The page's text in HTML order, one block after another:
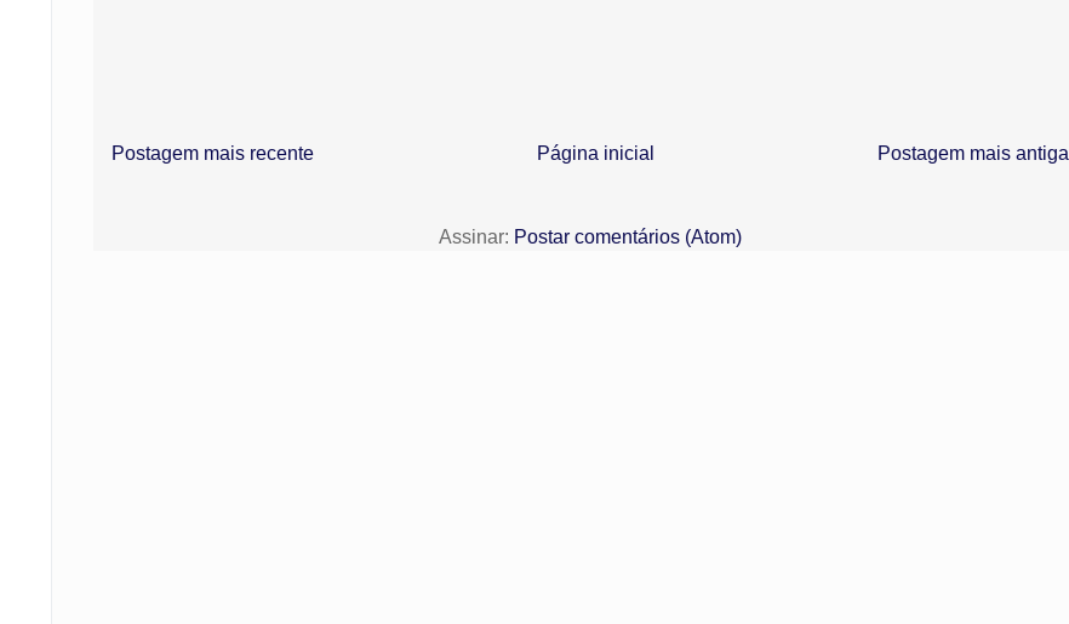
Postagem mais recente Postagem mais antiga
Página inicial
Assinar: Postar comentários (Atom)